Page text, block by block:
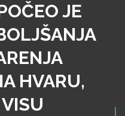
JE
HVARU,